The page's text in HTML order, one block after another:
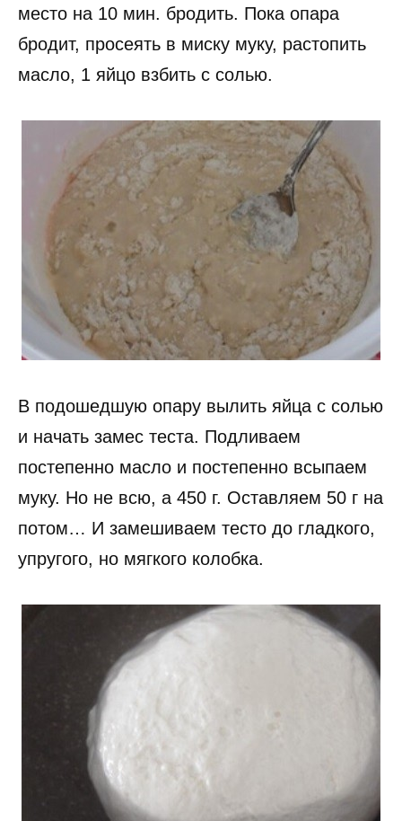
место на 10 мин. бродить. Пока опара
бродит, просеять в миску муку, растопить
масло, 1 яйцо взбить с солью.
В подошедшую опару вылить яйца с солью
и начать замес теста. Подливаем
постепенно масло и постепенно всыпаем
муку. Но не всю, а 450 г. Оставляем 50 г на
потом… И замешиваем тесто до гладкого,
упругого, но мягкого колобка.